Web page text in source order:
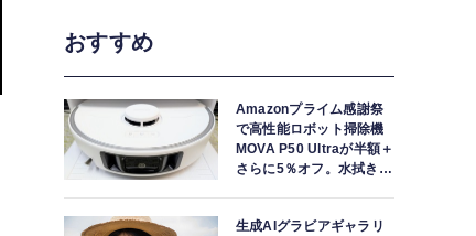
おすすめ
Amazonプライム感謝祭
で高性能ロボット掃除機
MOVA P50 Ultraが半額＋
さらに5％オフ。水拭きモ
生成AIグラビアギャラリ